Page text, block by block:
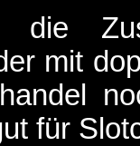
die
mit
für